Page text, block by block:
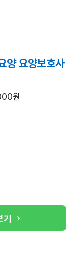
양 요양보호사
원
기